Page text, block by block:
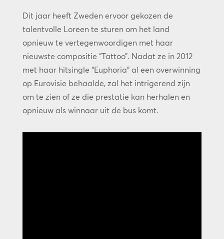
Dit jaar heeft Zweden ervoor gekozen de
talentvolle Loreen te sturen om het land
opnieuw te vertegenwoordigen met haar
nieuwste compositie “Tattoo”. Nadat ze in 2012
met haar hitsingle “Euphoria” al een overwinning
op Eurovisie behaalde, zal het intrigerend zijn
om te zien of ze die prestatie kan herhalen en
opnieuw als winnaar uit de bus komt.